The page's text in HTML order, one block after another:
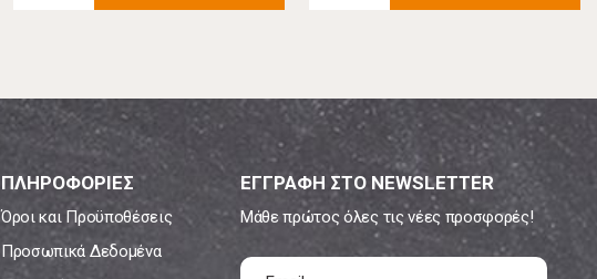
ΠΛΗΡΟΦΟΡΙΕΣ
Όροι και Προϋποθέσεις
Προσωπικά Δεδομένα
ΕΓΓΡΑΦΗ ΣΤΟ NEWSLETTER
Μάθε πρώτος όλες τις νέες προσφορές!